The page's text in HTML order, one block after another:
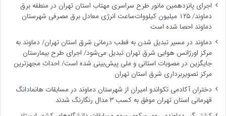
اجرای پانزدهمین مانور طرح سراسری مهتاب استان تهران در منطقه برق
دماوند/ ۱۲۵ میلیون کیلووات‌ساعت انرژی معادل برق مصرفی شهرستان
دماوند احصا شده است
دماوند در مسیر تبدیل شدن به قطب درمانی شرق استان تهران/ دماوند به
مرکز اورژانس هوایی شرق تهران تبدیل می‌شود/ اجرای طرح بیمارستان
جایگزین در مصوبات استانی و ملی پیش‌بینی شده است/ احداث مجهزترین
مرکز تصویربرداری شرق استان تهران
دختران آکادمی تکواندو امیران از شهرستان دماوند در مسابقات هانمادانگ
قهرمانی استان تهران موفق به کسب ۳ مدال رنگارنگ شدند